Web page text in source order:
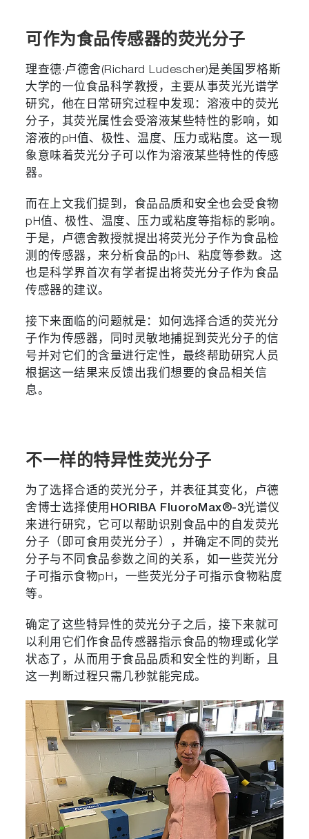
可作为食品传感器的荧光分子
理查德·卢德舍(Richard Ludescher)是美国罗格斯
大学的一位食品科学教授，主要从事荧光光谱学
研究，他在日常研究过程中发现：溶液中的荧光
分子，其荧光属性会受溶液某些特性的影响，如
溶液的pH值、极性、温度、压力或粘度。这一现
象意味着荧光分子可以作为溶液某些特性的传感
器。
而在上文我们提到，食品品质和安全也会受食物
pH值、极性、温度、压力或粘度等指标的影响。
于是，卢德舍教授就提出将荧光分子作为食品检
测的传感器，来分析食品的pH、粘度等参数。这
也是科学界首次有学者提出将荧光分子作为食品
传感器的建议。
接下来面临的问题就是：如何选择合适的荧光分
子作为传感器，同时灵敏地捕捉到荧光分子的信
号并对它们的含量进行定性，最终帮助研究人员
根据这一结果来反馈出我们想要的食品相关信
息。
不一样的特异性荧光分子
为了选择合适的荧光分子，并表征其变化，卢德
舍博士选择使用 HORIBA FluoroMax®-3光谱仪
来进行研究，它可以帮助识别食品中的自发荧光
分子（即可食用荧光分子），并确定不同的荧光
分子与不同食品参数之间的关系，如一些荧光分
子可指示食物pH，一些荧光分子可指示食物粘度
等。
确定了这些特异性的荧光分子之后，接下来就可
以利用它们作食品传感器指示食品的物理或化学
状态了，从而用于食品品质和安全性的判断，且
这一判断过程只需几秒就能完成。